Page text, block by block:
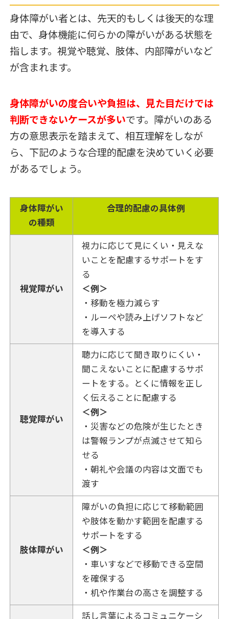
身体障がい者とは、先天的もしくは後天的な理
由で、身体機能に何らかの障がいがある状態を
指します。視覚や聴覚、肢体、内部障がいなど
が含まれます。
身体障がいの度合いや負担は、見た目だけでは
判断できないケースが多いです。障がいのある
方の意思表示を踏まえて、相互理解をしなが
ら、下記のような合理的配慮を決めていく必要
があるでしょう。
身体障がい
の種類
合理的配慮の具体例
視覚障がい
視力に応じて見にくい・見えな
いことを配慮するサポートをす
る
＜例＞
・移動を極力減らす
・ルーペや読み上げソフトなど
を導入する
聴覚障がい
聴力に応じて聞き取りにくい・
聞こえないことに配慮するサポ
ートをする。とくに情報を正し
く伝えることに配慮する
＜例＞
・災害などの危険が生じたとき
は警報ランプが点滅させて知ら
せる
・朝礼や会議の内容は文面でも
渡す
肢体障がい
障がいの負担に応じて移動範囲
や肢体を動かす範囲を配慮する
サポートをする
＜例＞
・車いすなどで移動できる空間
を確保する
・机や作業台の高さを調整する
話し言葉によるコミュニケーシ